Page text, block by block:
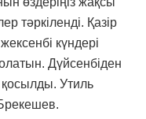
тәркіленді. Қазір
күндері
Дүйсенбіден
қосылды. Утиль